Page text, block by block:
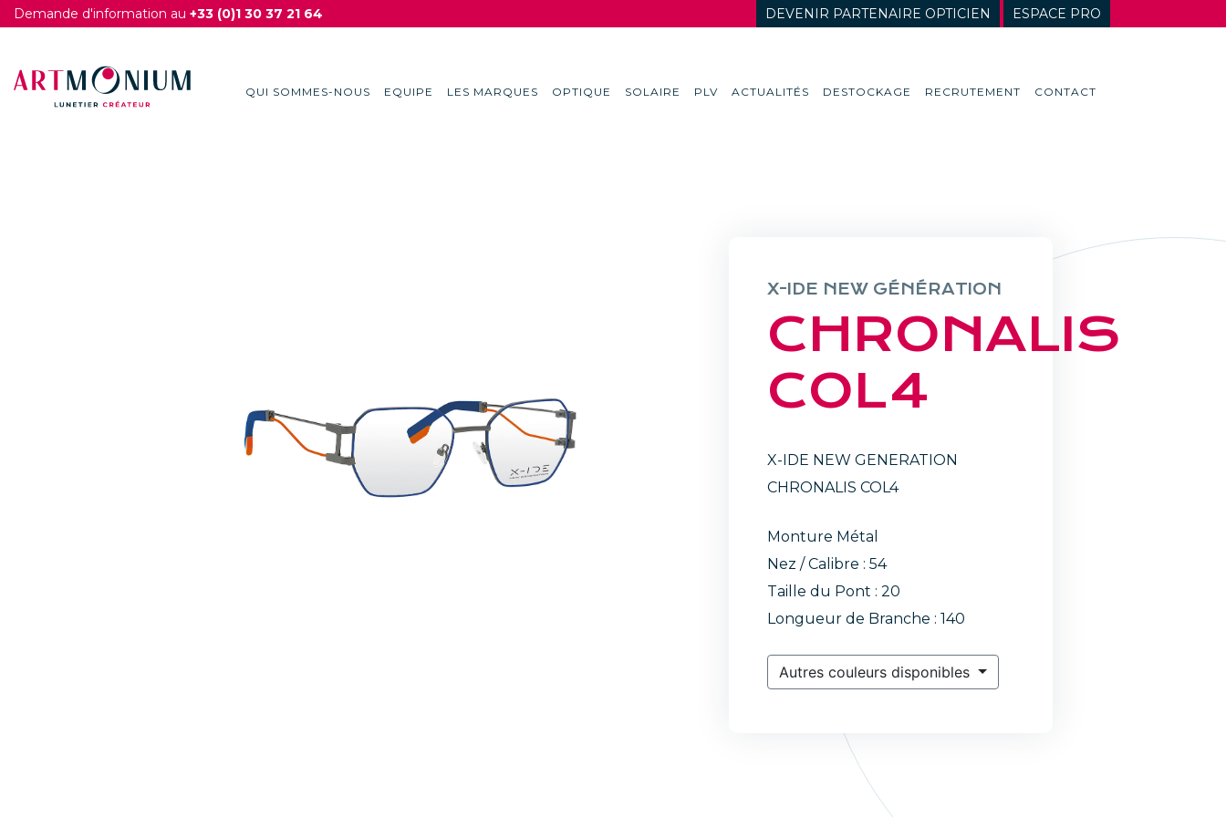
Demande d'information au +33 (0)1 30 37 21 64 DEVENIR PARTENAIRE OPTICIEN ESPACE PRO
QUI SOMMES-NOUS EQUIPE LES MARQUES OPTIQUE SOLAIRE PLV ACTUALITÉS DESTOCKAGE RECRUTEMENT CONTACT
X-IDE NEW GÉNÉRATION
CHRONALIS
COL4
X-IDE NEW GENERATION
CHRONALIS COL4
Monture Métal
Nez / Calibre : 54
Taille du Pont : 20
Longueur de Branche : 140
Autres couleurs disponibles